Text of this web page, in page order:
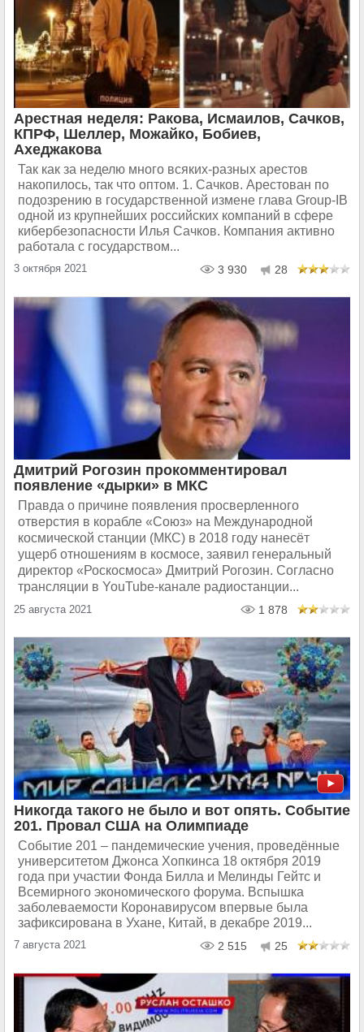
Арестная неделя: Ракова, Исмаилов, Сачков,
КПРФ, Шеллер, Можайко, Бобиев,
Ахеджакова
Так как за неделю много всяких-разных арестов
накопилось, так что оптом. 1. Сачков. Арестован по
подозрению в государственной измене глава Group-IB
одной из крупнейших российских компаний в сфере
кибербезопасности Илья Сачков. Компания активно
работала с государством...
3 октября 2021 3 930 28
Дмитрий Рогозин прокомментировал
появление «дырки» в МКС
Правда о причине появления просверленного
отверстия в корабле «Союз» на Международной
космической станции (МКС) в 2018 году нанесёт
ущерб отношениям в космосе, заявил генеральный
директор «Роскосмоса» Дмитрий Рогозин. Согласно
трансляции в YouTube-канале радиостанции...
25 августа 2021 1 878
Никогда такого не было и вот опять. Событие
201. Провал США на Олимпиаде
Событие 201 – пандемические учения, проведённые
университетом Джонса Хопкинса 18 октября 2019
года при участии Фонда Билла и Мелинды Гейтс и
Всемирного экономического форума. Вспышка
заболеваемости Коронавирусом впервые была
зафиксирована в Ухане, Китай, в декабре 2019...
7 августа 2021 2 515 25